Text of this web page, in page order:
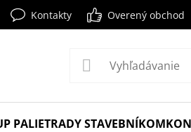
Kontakty Overený obchod
PALIETRADY STAVEBNÍKOM